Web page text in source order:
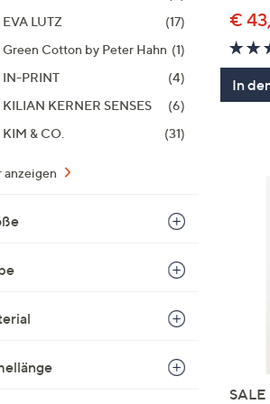
EVA LUTZ
(17)
Green Cotton by Peter Hahn (1)
IN-PRINT
(4)
KILIAN KERNER SENSES
(6)
KIM & CO.
(31)
anzeigen
€
In
SALE